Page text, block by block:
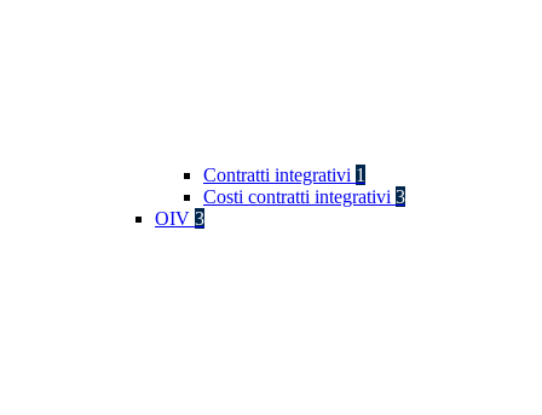
Contratti integrativi 1
Costi contratti integrativi 3
OIV 3